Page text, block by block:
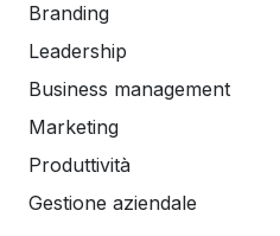
Branding
Leadership
Business management
Marketing
Produttività
Gestione aziendale